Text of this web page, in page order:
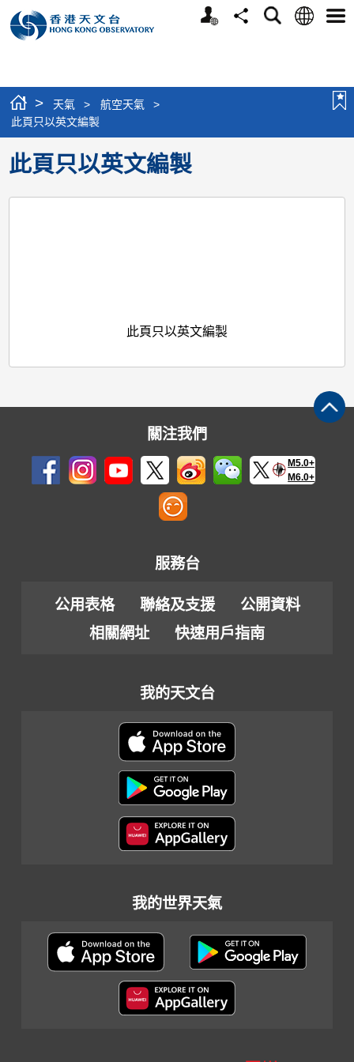
個
分
搜
語
選
> 天氣 > 航空天氣
>
此頁只以英文編製
此頁只以英文編製
此頁只以英文編製
關注我們
M5.0+
M6.0+
服務台
公用表格 聯絡及支援
公開資料
相關網址
快速用戶指南
我的天文台
我的世界天氣